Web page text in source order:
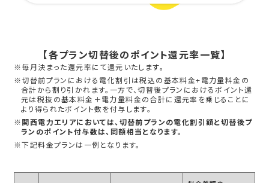
【各プラン切替後のポイント還元率一覧】
※毎月決まった還元率にて還元いたします。
※切替前プランにおける電化割引は税込の基本料金+電力量料金の
合計から割り引かれます。一方で、切替後プランにおけるポイント還
元は税抜の基本料金＋電力量料金の合計に還元率を乗じることに
より得られたポイント数を付与します。
※関西電力エリアにおいては、切替前プランの電化割引額と切替後プ
ランのポイント付与数は、同額相当となります。
※下記料金プランは一例となります。